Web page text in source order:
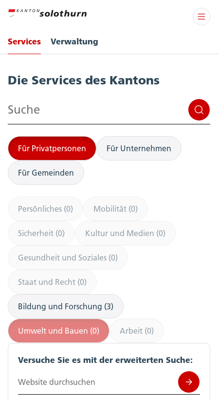
Services Verwaltung
Die Services des Kantons
Suchen
Für Privatpersonen Für Unternehmen
Für Gemeinden
Persönliches (0) Mobilität (0)
Sicherheit (0) Kultur und Medien (0)
Gesundheit und Soziales (0)
Staat und Recht (0)
Bildung und Forschung (3)
Umwelt und Bauen (0) Arbeit (0)
Versuche Sie es mit der erweiterten Suche:
Website durchsuchen